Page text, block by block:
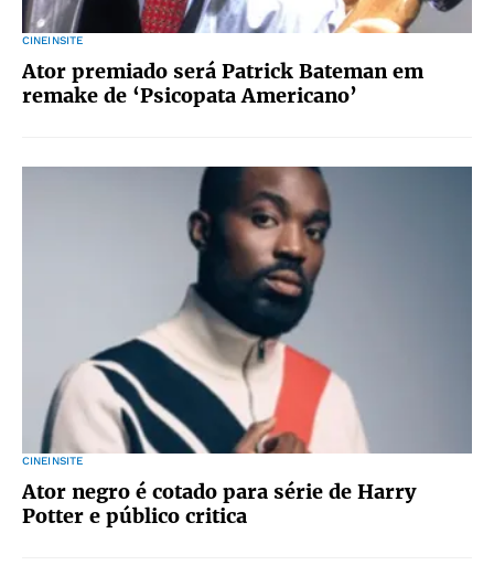
CINEINSITE
Ator premiado será Patrick Bateman em
remake de ‘Psicopata Americano’
CINEINSITE
Ator negro é cotado para série de Harry
Potter e público critica